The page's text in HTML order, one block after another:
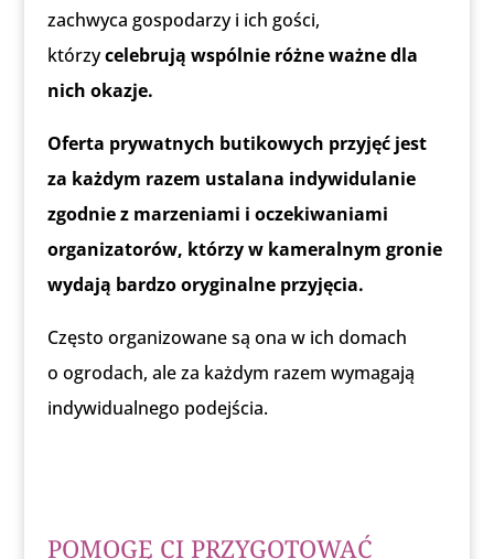
zachwyca gospodarzy i ich gości,
którzycelebrują wspólnie różne ważne dla
nich okazje.
Oferta prywatnych butikowych przyjęć jest
za każdym razem ustalana indywidulanie
zgodnie z marzeniami i oczekiwaniami
organizatorów, którzy w kameralnym gronie
wydają bardzo oryginalne przyjęcia.
Często organizowane są ona w ich domach
o ogrodach, ale za każdym razem wymagają
indywidualnego podejścia.
POMOGĘ CI PRZYGOTOWAĆ